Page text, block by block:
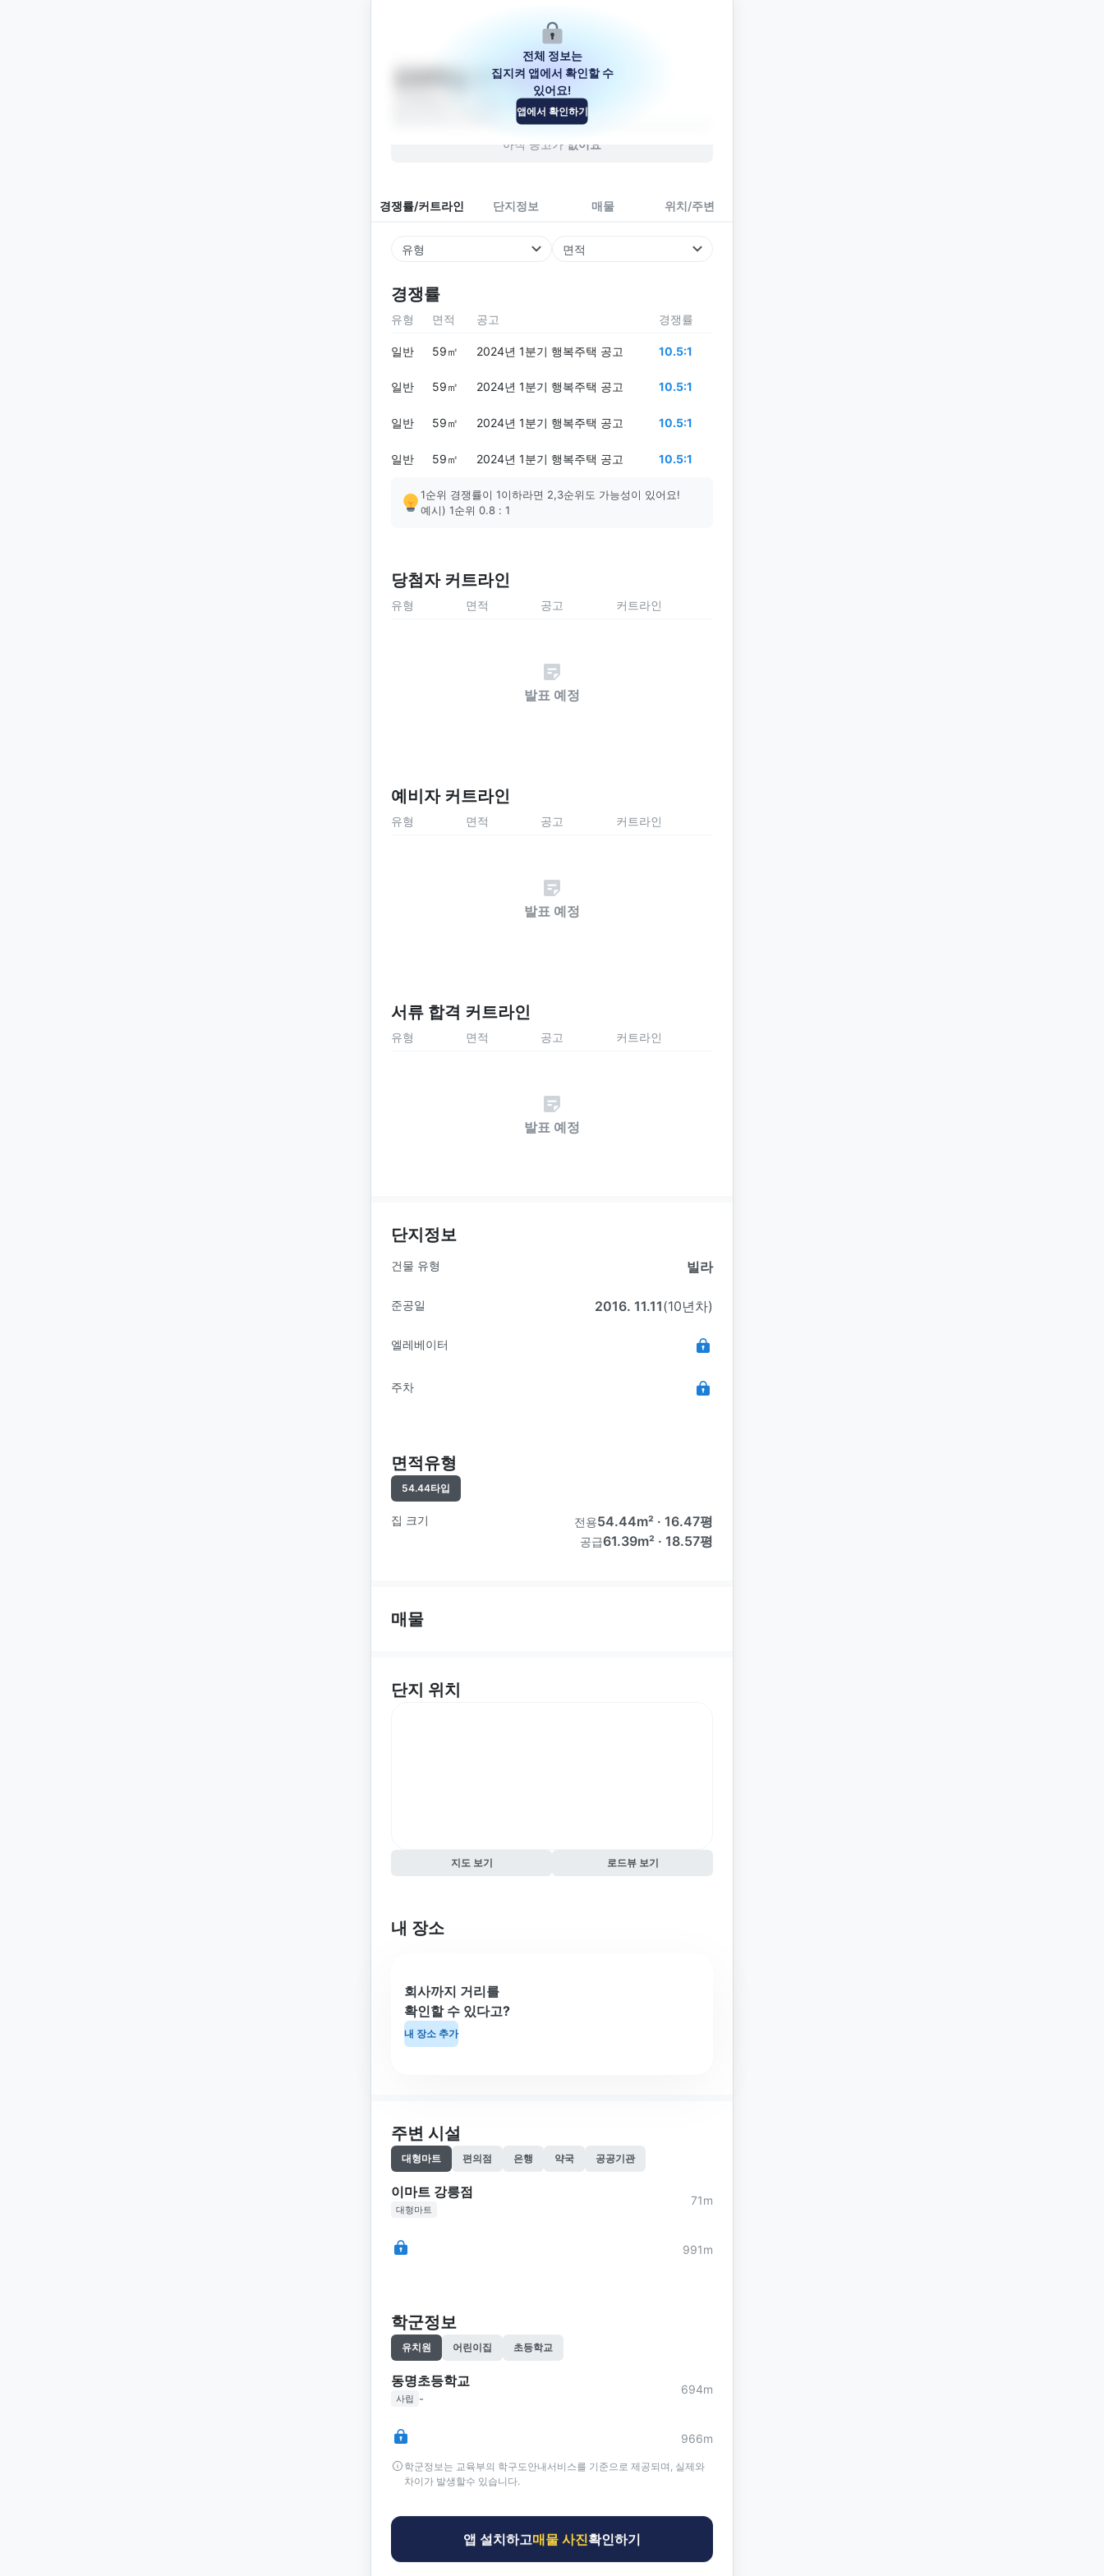
강변북길 271-9
강원특별자치도 강릉시 강변북길 271-9
아직 공고가 없어요
경쟁률/커트라인 단지정보 매물 위치/주변
유형 면적
경쟁률
전체 정보는
집지켜 앱에서 확인할 수
있어요!
앱에서 확인하기
유형 면적 공고 경쟁률
일반 59㎡ 2024년 1분기 행복주택 공고 10.5:1
일반 59㎡ 2024년 1분기 행복주택 공고 10.5:1
일반 59㎡ 2024년 1분기 행복주택 공고 10.5:1
일반 59㎡ 2024년 1분기 행복주택 공고 10.5:1
1순위 경쟁률이 1이하라면 2,3순위도 가능성이 있어요!
예시) 1순위 0.8 : 1
당첨자 커트라인
유형 면적 공고 커트라인
발표 예정
예비자 커트라인
유형 면적 공고 커트라인
발표 예정
서류 합격 커트라인
유형 면적 공고 커트라인
발표 예정
단지정보
건물 유형 빌라
준공일 2016. 11.11(10년차)
엘레베이터
주차
면적유형
54.44타입
집 크기 전용54.44m² · 16.47평
공급61.39m² · 18.57평
매물
단지 위치
지도 보기 로드뷰 보기
내 장소
회사까지 거리를
확인할 수 있다고?
내 장소 추가
주변 시설
대형마트 편의점 은행 약국 공공기관
이마트 강릉점
대형마트
71m
991m
학군정보
유치원 어린이집 초등학교
동명초등학교
사립 -
694m
966m
학군정보는 교육부의 학구도안내서비스를 기준으로 제공되며, 실제와
차이가 발생할수 있습니다.
앱 설치하고매물 사진확인하기